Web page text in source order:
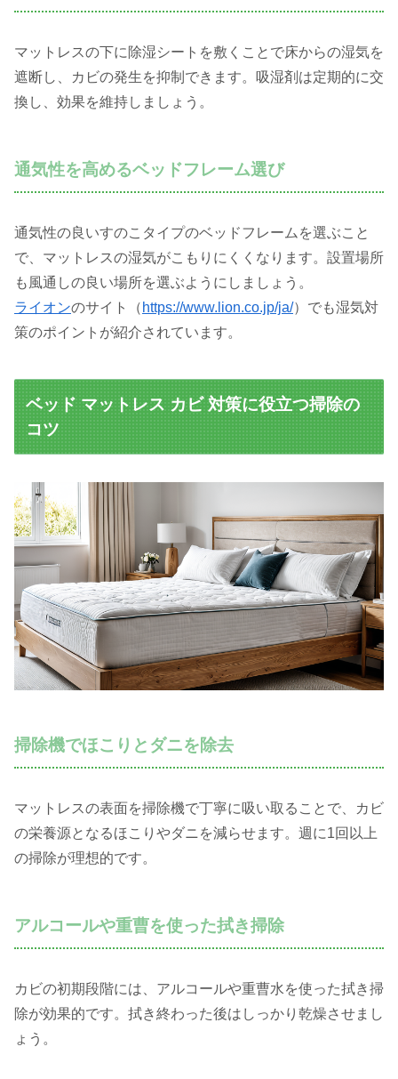
マットレスの下に除湿シートを敷くことで床からの湿気を
遮断し、カビの発生を抑制できます。吸湿剤は定期的に交
換し、効果を維持しましょう。
通気性を高めるベッドフレーム選び
通気性の良いすのこタイプのベッドフレームを選ぶこと
で、マットレスの湿気がこもりにくくなります。設置場所
も風通しの良い場所を選ぶようにしましょう。
ライオンのサイト（ https://www.lion.co.jp/ja/）でも湿気対
策のポイントが紹介されています。
ベッド マットレス カビ 対策に役立つ掃除の
コツ
掃除機でほこりとダニを除去
マットレスの表面を掃除機で丁寧に吸い取ることで、カビ
の栄養源となるほこりやダニを減らせます。週に1回以上
の掃除が理想的です。
アルコールや重曹を使った拭き掃除
カビの初期段階には、アルコールや重曹水を使った拭き掃
除が効果的です。拭き終わった後はしっかり乾燥させまし
ょう。